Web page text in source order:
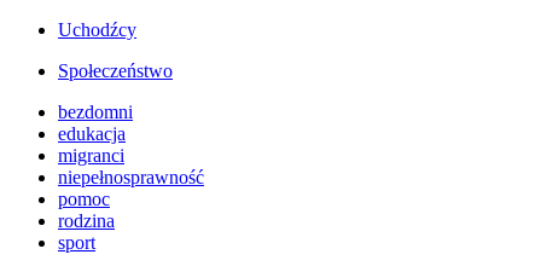
Uchodźcy
Społeczeństwo
bezdomni
edukacja
migranci
niepełnosprawność
pomoc
rodzina
sport